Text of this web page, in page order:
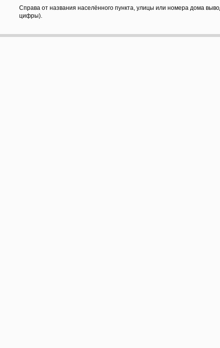
Справа от названия населённого пункта, улицы или номера дома
цифры).